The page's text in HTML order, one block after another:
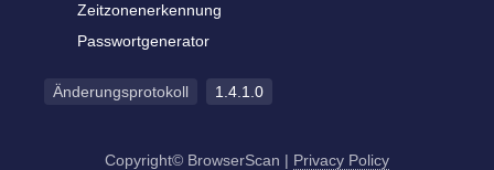
Zeitzonenerkennung
Passwortgenerator
Änderungsprotokoll 1.4.1.0
Copyright© BrowserScan | Privacy Policy